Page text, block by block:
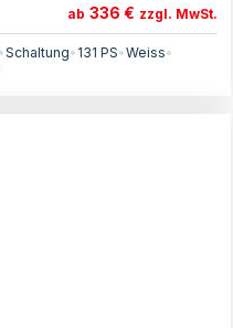
ab 336 € zzgl. MwSt.
•Schaltung• 131 PS•Weiss•